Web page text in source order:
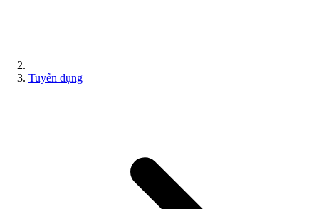
Tuyển dụng